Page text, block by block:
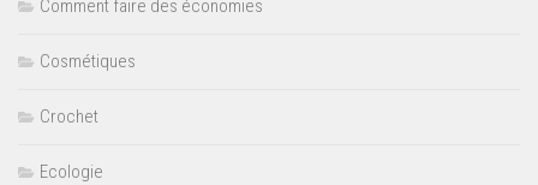
Comment faire des économies
Cosmétiques
Crochet
Ecologie